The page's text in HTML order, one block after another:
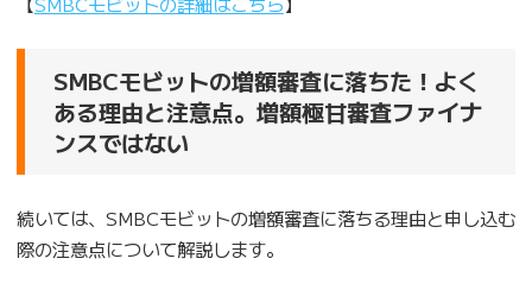
SMBCモビットの増額審査に落ちた！よく
ある理由と注意点。増額極甘審査ファイナ
ンスではない
続いては、SMBCモビットの増額審査に落ちる理由と申し込む
際の注意点について解説します。